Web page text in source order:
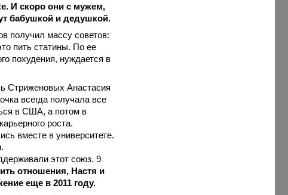
И скоро они с мужем,
бабушкой и дедушкой.
получил массу советов:
пить статины. По ее
похудения, нуждается в
Стриженовых Анастасия
всегда получала все
в США, а потом в
роста.
вместе в университете.
этот союз. 9
отношения, Настя и
еще в 2011 году.